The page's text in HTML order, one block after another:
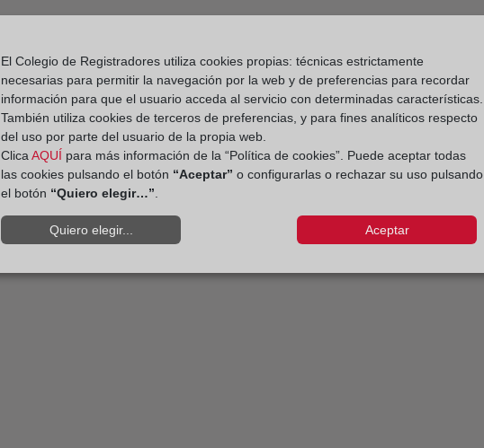
El Colegio de Registradores utiliza cookies propias: técnicas estrictamente
necesarias para permitir la navegación por la web y de preferencias para recordar
información para que el usuario acceda al servicio con determinadas características.
También utiliza cookies de terceros de preferencias, y para fines analíticos respecto
del uso por parte del usuario de la propia web.
ClicaAQUÍ para más información de la “Política de cookies”. Puede aceptar todas
las cookies pulsando el botón “Aceptar” o configurarlas o rechazar su uso pulsando
el botón “Quiero elegir…”.
Quiero elegir... Aceptar